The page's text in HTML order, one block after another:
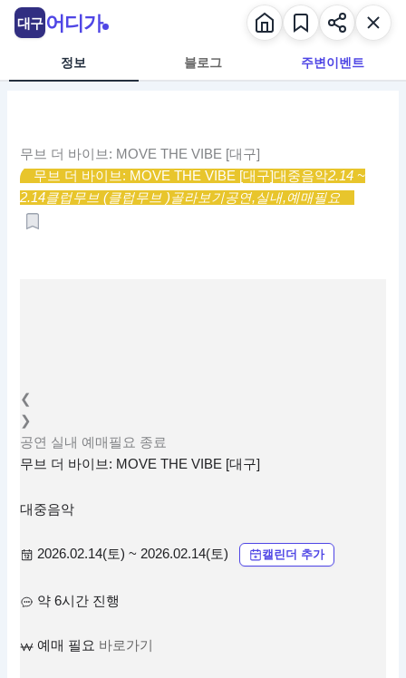
정보 블로그 주변이벤트
무브 더 바이브: MOVE THE VIBE [대구]
무브 더 바이브: MOVE THE VIBE [대구]대중음악2.14 ~
2.14클럽무브 (클럽무브 )골라보기공연,실내,예매필요
❮
❯
공연 실내 예매필요 종료
무브 더 바이브: MOVE THE VIBE [대구]
대중음악
2026.02.14(토) ~ 2026.02.14(토) 캘린더 추가
약 6시간 진행
예매 필요 바로가기
대구 어디가